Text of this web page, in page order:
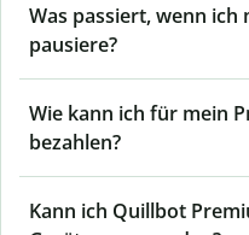
Was passiert, wenn
pausiere?
Wie kann ich für mein
bezahlen?
Kann ich Quillbot